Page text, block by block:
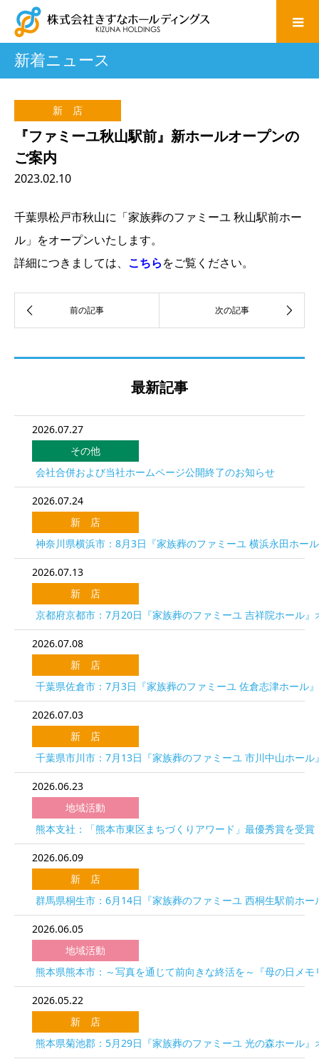
新着ニュース
新 店
『ファミーユ秋山駅前』新ホールオープンの
ご案内
2023.02.10
千葉県松戸市秋山に「家族葬のファミーユ 秋山駅前ホー
ル」をオープンいたします。
詳細につきましては、 こちらをご覧ください。
最新記事
2026.07.27
その他
会社合併および当社ホームページ公開終了のお知らせ
2026.07.24
新 店
神奈川県横浜市：8月3日『家族葬のファミーユ 横浜永田ホー
2026.07.13
新 店
京都府京都市：7月20日『家族葬のファミーユ 吉祥院ホール』
2026.07.08
新 店
千葉県佐倉市：7月3日『家族葬のファミーユ 佐倉志津ホール
2026.07.03
新 店
千葉県市川市：7月13日『家族葬のファミーユ 市川中山ホール
2026.06.23
地域活動
熊本支社：「熊本市東区まちづくりアワード」最優秀賞を受賞
2026.06.09
新 店
群馬県桐生市：6月14日『家族葬のファミーユ 西桐生駅前ホー
2026.06.05
地域活動
熊本県熊本市：～写真を通じて前向きな終活を～『母の日メ
2026.05.22
新 店
熊本県菊池郡：5月29日『家族葬のファミーユ 光の森ホール』